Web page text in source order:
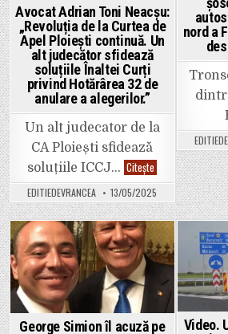
Avocat Adrian Toni Neacșu:
„Revoluția de la Curtea de
Apel Ploiești continuă. Un
alt judecător sfidează
soluțiile Înaltei Curți
privind Hotărârea 32 de
anulare a alegerilor.”
Un alt judecator de la
CA Ploiești sfidează
soluțiile ICCJ… Citește Avocat
Adrian
Toni
Neacșu:
„Revoluția
de
la
Curtea
de
Apel
Ploiești
continuă.
Un
judecător
sfidează
EDITIEDEVRANCEA 13/05/2025
nord a
Posted
in
George Simion îl acuză pe
in
Video.